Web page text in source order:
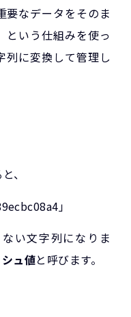
要なデータをそのま
という仕組みを使っ
列に変換して管理し
、
」
い文字列になりま
ュ値と呼びます。